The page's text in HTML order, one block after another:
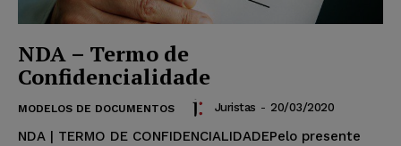
NDA – Termo de
Confidencialidade
MODELOS DE DOCUMENTOS Juristas - 20/03/2020
NDA | TERMO DE CONFIDENCIALIDADEPelo presente